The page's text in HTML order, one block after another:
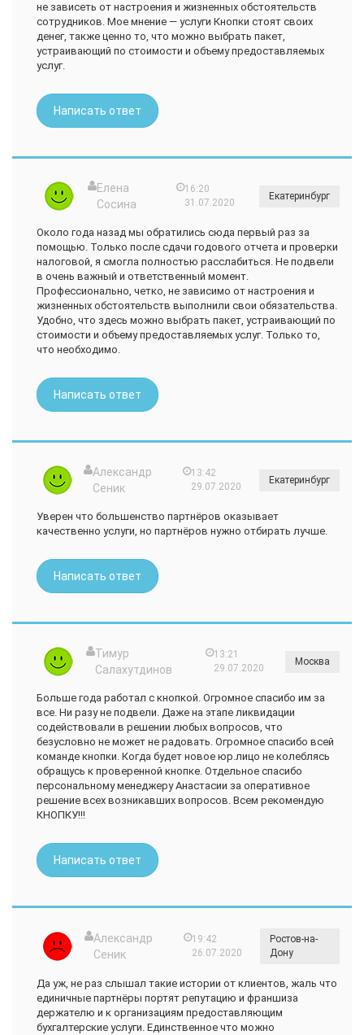
не зависеть от настроения и жизненных обстоятельств
сотрудников. Мое мнение — услуги Кнопки стоят своих
денег, также ценно то, что можно выбрать пакет,
устраивающий по стоимости и объему предоставляемых
услуг.
Написать ответ
Елена
Сосина
16:20
31.07.2020
Екатеринбург
Около года назад мы обратились сюда первый раз за
помощью. Только после сдачи годового отчета и проверки
налоговой, я смогла полностью расслабиться. Не подвели
в очень важный и ответственный момент.
Профессионально, четко, не зависимо от настроения и
жизненных обстоятельств выполнили свои обязательства.
Удобно, что здесь можно выбрать пакет, устраивающий по
стоимости и объему предоставляемых услуг. Только то,
что необходимо.
Написать ответ
Александр
Сеник
13:42
29.07.2020
Екатеринбург
Уверен что большенство партнёров оказывает
качественно услуги, но партнёров нужно отбирать лучше.
Написать ответ
Тимур
Салахутдинов
13:21
29.07.2020
Москва
Больше года работал с кнопкой. Огромное спасибо им за
все. Ни разу не подвели. Даже на этапе ликвидации
содействовали в решении любых вопросов, что
безусловно не может не радовать. Огромное спасибо всей
команде кнопки. Когда будет новое юр.лицо не колеблясь
обращусь к проверенной кнопке. Отдельное спасибо
персональному менеджеру Анастасии за оперативное
решение всех возникавших вопросов. Всем рекомендую
КНОПКУ!!!
Написать ответ
Александр
Сеник
19:42
26.07.2020
Ростов-на-
Дону
Да уж, не раз слышал такие истории от клиентов, жаль что
единичные партнёры портят репутацию и франшиза
держателю и к организациям предоставляющим
бухгалтерские услуги. Единственное что можно